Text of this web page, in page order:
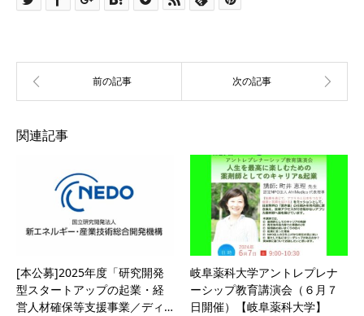
関連記事
[本公募]2025年度「研究開発
型スタートアップの起業・経
営人材確保等支援事業／ディ…
岐阜薬科大学アントレプレナ
ーシップ教育講演会（６月７
日開催）【岐阜薬科大学】